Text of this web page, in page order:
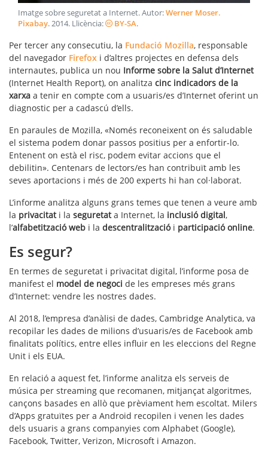
Imatge sobre seguretat a Internet. Autor:Werner Moser.
Pixabay.2014. Llicència: BY-SA.
Per tercer any consecutiu, la Fundació Mozilla, responsable
del navegador Firefox i d’altres projectes en defensa dels
internautes, publica un nou Informe sobre la Salut d’Internet
(Internet Health Report), on analitza cinc indicadors de la
xarxa a tenir en compte com a usuaris/es d’Internet oferint un
diagnostic per a cadascú d’ells.
En paraules de Mozilla, «Només reconeixent on és saludable
el sistema podem donar passos positius per a enfortir-lo.
Entenent on està el risc, podem evitar accions que el
debilitin». Centenars de lectors/es han contribuït amb les
seves aportacions i més de 200 experts hi han col·laborat.
L’informe analitza alguns grans temes que tenen a veure amb
la privacitati la seguretata Internet, la inclusió digital,
l’alfabetització web i la descentralitzaciói participació online.
Es segur?
En termes de seguretat i privacitat digital, l’informe posa de
manifest el model de negoci de les empreses més grans
d’Internet: vendre les nostres dades.
Al 2018, l’empresa d’anàlisi de dades, Cambridge Analytica, va
recopilar les dades de milions d’usuaris/es de Facebook amb
finalitats polítics, entre elles influir en les eleccions del Regne
Unit i els EUA.
En relació a aquest fet, l’informe analitza els serveis de
música per streaming que recomanen, mitjançat algoritmes,
cançons basades en allò que prèviament hem escoltat. Milers
d’Apps gratuïtes per a Android recopilen i venen les dades
dels usuaris a grans companyies com Alphabet (Google),
Facebook, Twitter, Verizon, Microsoft i Amazon.